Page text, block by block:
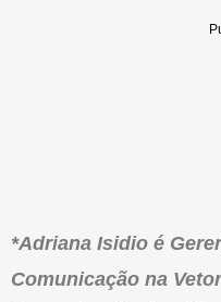
*Adriana Isidio é
Comunicação na